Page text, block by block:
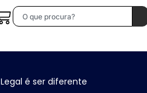
Legal é ser diferente